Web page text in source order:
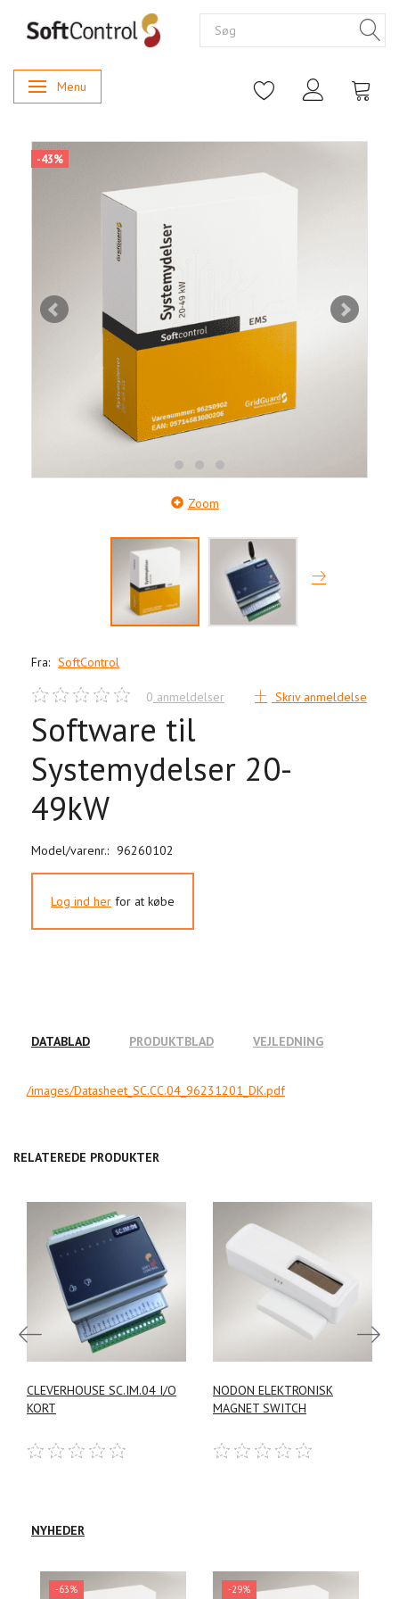
Skifte navigation
Menu
-43%
Zoom
Fra: SoftControl
0 anmeldelser Skriv anmeldelse
Software til
Systemydelser 20-
49kW
Model/varenr.: 96260102
Log ind her for at købe
DATABLAD PRODUKTBLAD VEJLEDNING
/images/Datasheet_SC.CC.04_96231201_DK.pdf
RELATEREDE PRODUKTER
CLEVERHOUSE SC.IM.04 I/O
KORT
Log
ind
her
for
købe
NODON ELEKTRONISK
MAGNET SWITCH
Log
ind
her
for
købe
NYHEDER
-63% -29%